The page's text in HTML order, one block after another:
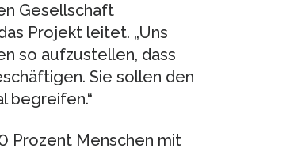
Gesellschaft
Projekt leitet. „Uns
so aufzustellen, dass
Sie sollen den
begreifen.“
Prozent Menschen mit